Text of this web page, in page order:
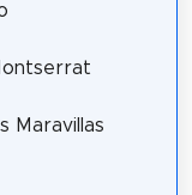
Maravillas